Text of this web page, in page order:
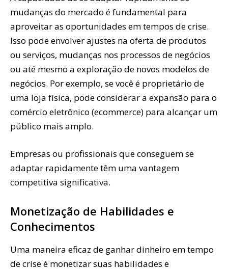
mudanças do mercado é fundamental para
aproveitar as oportunidades em tempos de crise.
Isso pode envolver ajustes na oferta de produtos
ou serviços, mudanças nos processos de negócios
ou até mesmo a exploração de novos modelos de
negócios. Por exemplo, se você é proprietário de
uma loja física, pode considerar a expansão para o
comércio eletrônico (ecommerce) para alcançar um
público mais amplo.
Empresas ou profissionais que conseguem se
adaptar rapidamente têm uma vantagem
competitiva significativa.
Monetização de Habilidades e
Conhecimentos
Uma maneira eficaz de ganhar dinheiro em tempo
de crise é monetizar suas habilidades e